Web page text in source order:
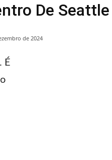
De Seattle
de 2024
É